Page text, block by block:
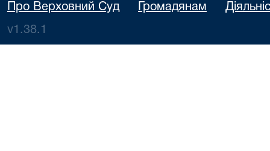
Про Верховний Суд Громадянам
v1.38.1